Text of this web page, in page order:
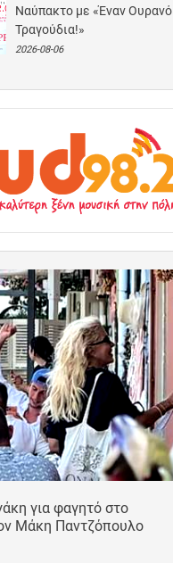
Ναύπακτο με «Έναν Ουρανό
Τραγούδια!»
2026-08-06
για φαγητό στο
Μάκη Παντζόπουλο